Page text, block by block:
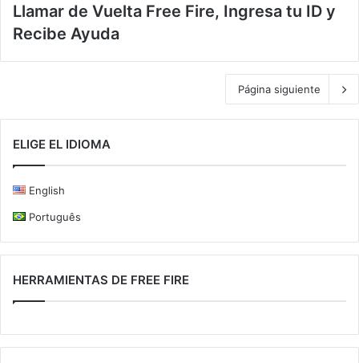
Llamar de Vuelta Free Fire, Ingresa tu ID y
Recibe Ayuda
Página siguiente
ELIGE EL IDIOMA
English
Português
HERRAMIENTAS DE FREE FIRE